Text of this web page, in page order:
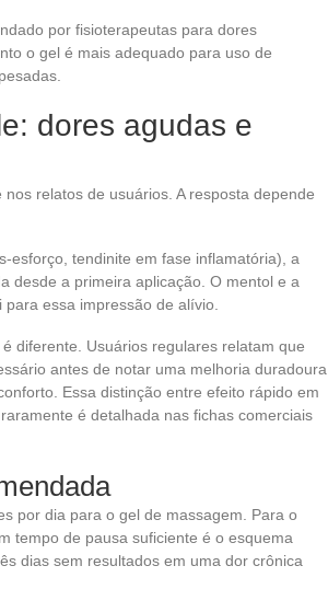
por fisioterapeutas para dores
o gel é mais adequado para uso de
dores agudas e
relatos de usuários. A resposta depende
esforço, tendinite em fase inflamatória), a
desde a primeira aplicação. O mentol e a
para essa impressão de alívio.
diferente. Usuários regulares relatam que
antes de notar uma melhoria duradoura
Essa distinção entre efeito rápido em
é detalhada nas fichas comerciais
por dia para o gel de massagem. Para o
tempo de pausa suficiente é o esquema
dias sem resultados em uma dor crônica